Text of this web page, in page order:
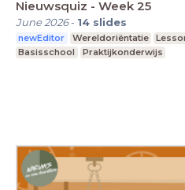
Nieuwsquiz - Week 25
June 2026- 14 slides
newEditor Wereldoriëntatie
Basisschool
Praktijkonderwijs